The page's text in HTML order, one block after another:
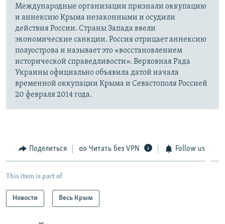
Международные организации признали оккупацию
и аннексию Крыма незаконными и осудили
действия России. Страны Запада ввели
экономические санкции. Россия отрицает аннексию
полуострова и называет это «восстановлением
исторической справедливости». Верховная Рада
Украины официально объявила датой начала
временной оккупации Крыма и Севастополя Россией
20 февраля 2014 года.
Поделиться Читать без VPN Follow us
This item is part of
Новости Весь Крым